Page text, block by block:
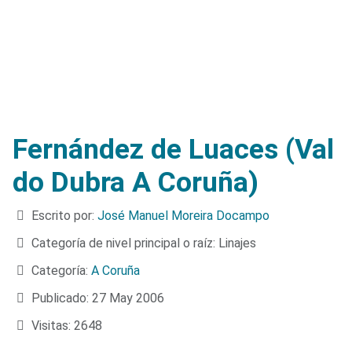
Fernández de Luaces (Val
do Dubra A Coruña)
Detalles
Escrito por: José Manuel Moreira Docampo
Categoría de nivel principal o raíz: Linajes
Categoría: A Coruña
Publicado: 27 May 2006
Visitas: 2648